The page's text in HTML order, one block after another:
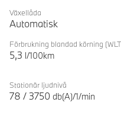
Växellåda
Automatisk
Förbrukning blandad körning
5,3 l/100km
Stationär ljudnivå
78 / 3750 db(A)/1/min